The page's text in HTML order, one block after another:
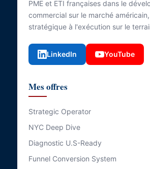
PME et ETI françaises dans le
commercial sur le marché
stratégique à l'exécution sur le
LinkedIn YouTube
Mes offres
Strategic Operator
NYC Deep Dive
Diagnostic U.S-Ready
Funnel Conversion System